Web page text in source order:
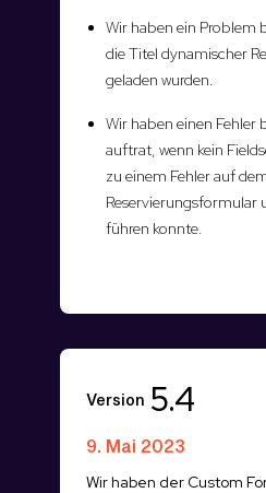
Wir haben ein Problem
die Titel dynamischer
geladen wurden.
Wir haben einen Fehler
auftrat, wenn kein
zu einem Fehler auf
Reservierungsformular
führen konnte.
Version 5.4
9. Mai 2023
Wir haben der Custom